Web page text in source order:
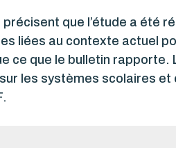
que l’étude a été
liées au contexte actuel
ce que le bulletin
les systèmes scolaires